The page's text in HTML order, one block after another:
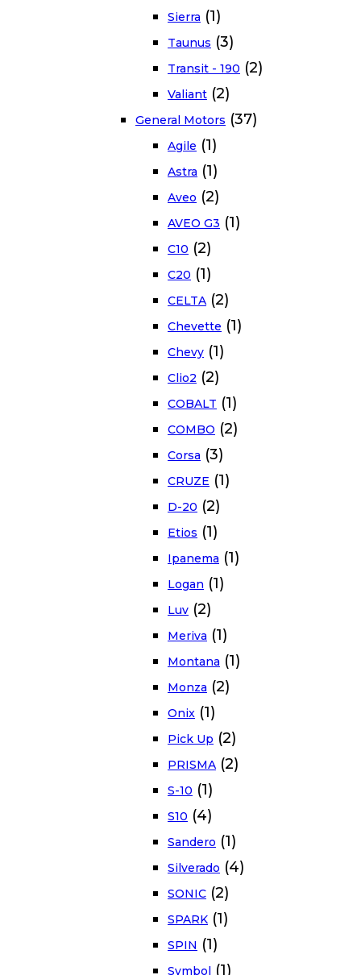
Sierra (1)
Taunus (3)
Transit - 190 (2)
Valiant (2)
General Motors (37)
Agile (1)
Astra (1)
Aveo (2)
AVEO G3 (1)
C10 (2)
C20 (1)
CELTA (2)
Chevette (1)
Chevy (1)
Clio2 (2)
COBALT (1)
COMBO (2)
Corsa (3)
CRUZE (1)
D-20 (2)
Etios (1)
Ipanema (1)
Logan (1)
Luv (2)
Meriva (1)
Montana (1)
Monza (2)
Onix (1)
Pick Up (2)
PRISMA (2)
S-10 (1)
S10 (4)
Sandero (1)
Silverado (4)
SONIC (2)
SPARK (1)
SPIN (1)
Symbol (1)